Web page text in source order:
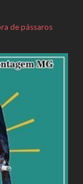
de pássaros